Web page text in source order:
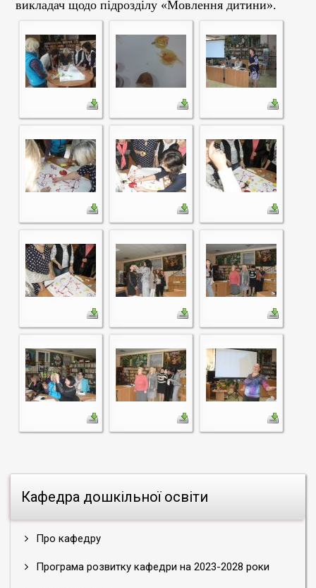
Кафедра дошкільної освіти
Про кафедру
Програма розвитку кафедри на 2023-2028 роки
викладач щодо підрозділу «Мовлення дитини».